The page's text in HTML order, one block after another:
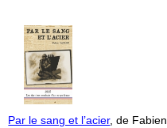
Par le sang et l’acier, de Fabien